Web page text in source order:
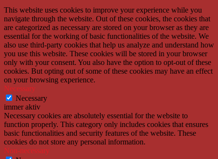
This website uses cookies to improve your experience while you
navigate through the website. Out of these cookies, the cookies that
are categorized as necessary are stored on your browser as they are
essential for the working of basic functionalities of the website. We
also use third-party cookies that help us analyze and understand how
you use this website. These cookies will be stored in your browser
only with your consent. You also have the option to opt-out of these
cookies. But opting out of some of these cookies may have an effect
on your browsing experience.
Necessary
Necessary
immer aktiv
Necessary cookies are absolutely essential for the website to
function properly. This category only includes cookies that ensures
basic functionalities and security features of the website. These
cookies do not store any personal information.
Non-necessary